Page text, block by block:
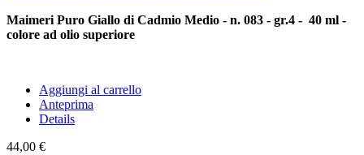
Maimeri Puro Giallo di Cadmio Medio - n. 083 - gr.4 - 40 ml -
colore ad olio superiore
Aggiungi al carrello
Anteprima
Details
44,00 €